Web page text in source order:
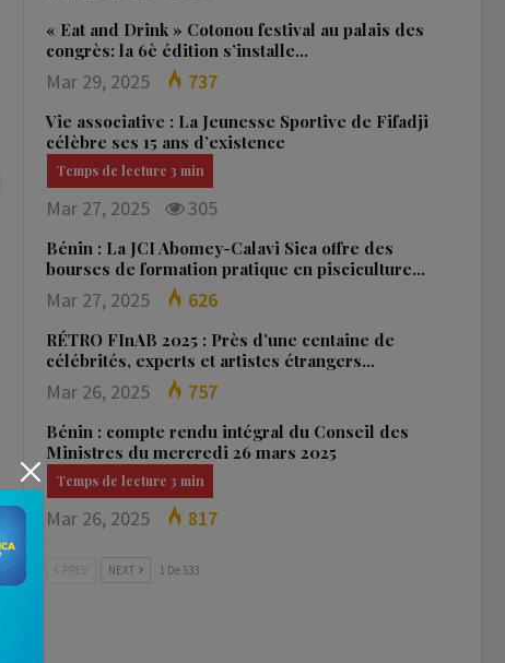
« Eat and Drink » Cotonou festival au palais des
congrès: la 6è édition s’installe…
Mar 29, 2025 737
Vie associative : La Jeunesse Sportive de Fifadji
célèbre ses 15 ans d’existence
Mar 27, 2025 305
Bénin : La JCI Abomey-Calavi Sica offre des
bourses de formation pratique en pisciculture…
Mar 27, 2025 626
RÉTRO FInAB 2025 : Près d’une centaine de
célébrités, experts et artistes étrangers…
Mar 26, 2025 757
Bénin : compte rendu intégral du Conseil des
Ministres du mercredi 26 mars 2025
Mar 26, 2025 817
NEXT 1 De 533